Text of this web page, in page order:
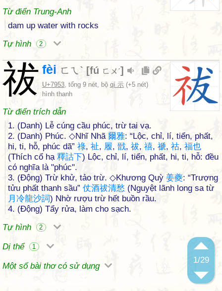
1/29
Từ điển Trung-Anh
dam up water with rocks
Tự hình
2
祓 fèi ㄈㄟˋ [fú ㄈㄨˊ]
U+7953, tổng 9 nét, bộ qí 示 (+5 nét)
hình thanh
Từ điển trích dẫn
1. (Danh) Lễ cúng cầu phúc, trừ tai vạ.
2. (Danh) Phúc. ◇Nhĩ Nhã 爾雅: “Lộc, chỉ, lí, tiển, phất,
hi, ti, hỗ, phúc dã” 祿, 祉, 履, 戩, 祓, 禧, 禠, 祜, 福也
(Thích cổ hạ 釋詁下) Lộc, chỉ, lí, tiển, phất, hi, ti, hỗ: đều
có nghĩa là "phúc".
3. (Động) Trừ khử, tảo trừ. ◇Khương Quỳ 姜夔: “Trượng
tửu phất thanh sầu” 仗酒祓清愁 (Nguyệt lãnh long sa từ
月 冷龍沙詞) Nhờ rượu trừ hết buồn rầu.
4. (Động) Tẩy rửa, làm cho sạch.
Tự hình
2
Dị thể 1
Một số bài thơ có sử dụng